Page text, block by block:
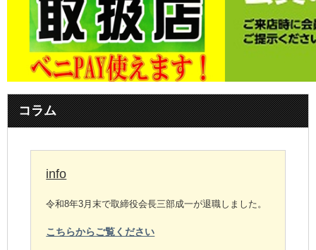
コラム
info
令和8年3月末で取締役会長三部成一が退職しました。
こちらからご覧ください